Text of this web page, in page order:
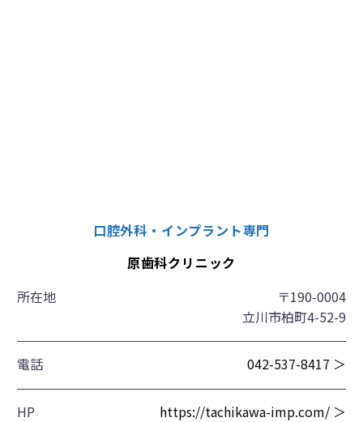
口腔外科・インプラント専門
原歯科クリニック
所在地
〒190-0004
立川市柏町4-52-9
電話 042-537-8417 ＞
HP https://tachikawa-imp.com/ ＞